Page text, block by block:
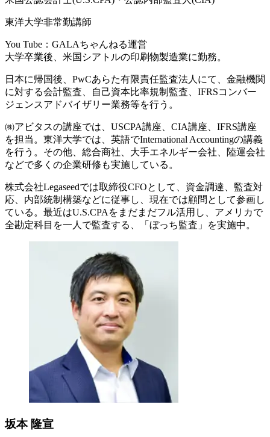
東洋大学非常勤講師​
You Tube：GALAちゃんねる運営
大学卒業後、米国シアトルの印刷物製造業に勤務。​
日本に帰国後、PwCあらた有限責任監査法人にて、金融機関
に対する会計監査、自己資本比率規制監査、IFRSコンバー
ジェンスアドバイザリー業務等を行う。​
​㈱アビタスの講座では、USCPA講座、CIA講座、IFRS講座
を担当。東洋大学では、英語でInternational Accountingの講義
を行う。その他、総合商社、大手エネルギー会社、陸運会社
などで多くの企業研修も実施している。​
株式会社Legaseedでは取締役CFOとして、資金調達、監査対
応、内部統制構築などに従事し、現在では顧問として参画し
ている。​最近はU.S.CPAをまだまだフル活用し、アメリカで
全勘定科目を一人で監査する、「ぼっち監査」を実施中。
坂本 隆宣